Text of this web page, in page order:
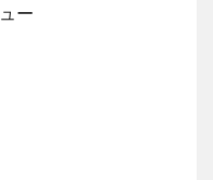
ー